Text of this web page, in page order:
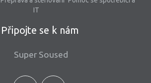
IT
Připojte se k nám
Super Soused